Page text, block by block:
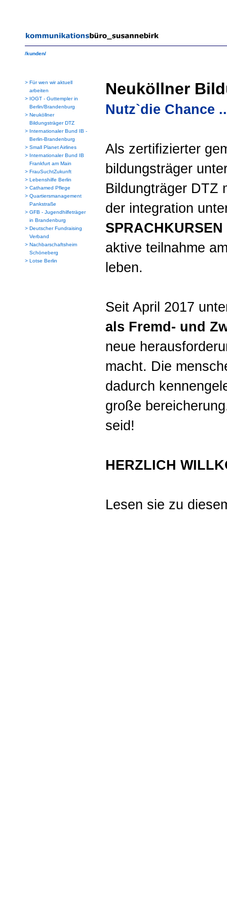
/kunden/
> Für wen wir aktuell
arbeiten
> IOGT - Guttempler in
Berlin/Brandenburg
> Neuköllner
Bildungsträger DTZ
> Internationaler Bund IB -
Berlin-Brandenburg
> Small Planet Airlines
> Internationaler Bund IB
Frankfurt am Main
> FrauSuchtZukunft
> Lebenshilfe Berlin
> Cathamed Pflege
> Quartiersmanagement
Pankstraße
> GFB - Jugendhilfeträger
in Brandenburg
> Deutscher Fundraising
Verband
> Nachbarschaftsheim
Schöneberg
> Lotse Berlin
Neuköllner
Nutz`die Chance
Als zertifizierter
bildungsträger
Bildungträger DTZ
der integration
SPRACHKURSEN
aktive teilnahme
leben.
Seit April 2017
als Fremd- und
neue
macht. Die
dadurch
große
seid!
HERZLICH
Lesen sie zu